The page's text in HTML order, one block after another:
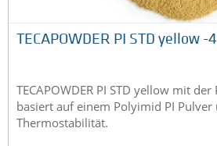
TECAPOWDER PI STD yellow -
TECAPOWDER PI STD yellow mit
basiert auf einem Polyimid PI
Thermostabilität.